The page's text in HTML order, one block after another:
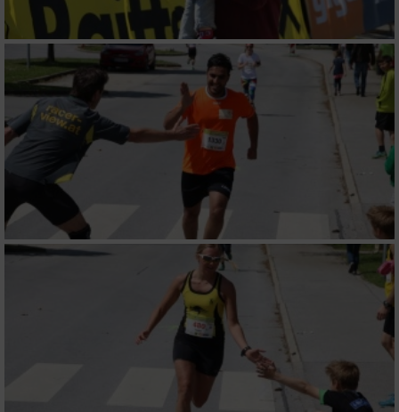
Analyse von Zielgruppen durch Statistiken
oder Kombinationen von Daten aus
verschiedenen Quellen
Entwicklung und Verbesserung der Angebote
Verwendung reduzierter Daten zur Auswahl
von Inhalten
IAB-Besonderheiten:
Verwendung genauer Standortdaten
Geräte anhand von aktiv angeforderten
Informationen identifizieren
Nicht-IAB-Verarbeitungszwecke: